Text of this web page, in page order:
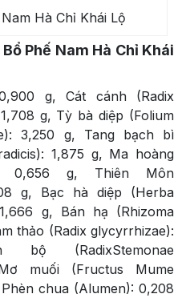
Hà Chỉ Khái Lộ
Phế Nam Hà Chỉ Khái
g, Cát cánh (Radix
g, Tỳ bà diệp (Folium
3,250 g, Tang bạch bì
1,875 g, Ma hoàng
0,656 g, Thiên Môn
g, Bạc hà diệp (Herba
g, Bán hạ (Rhizoma
thảo (Radix glycyrrhizae):
(RadixStemonae
muối (Fructus Mume
chua (Alumen): 0,208